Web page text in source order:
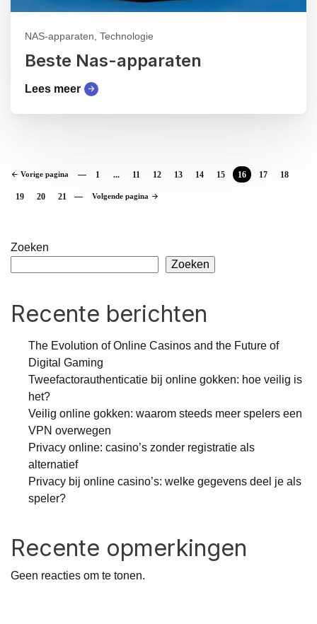
NAS-apparaten, Technologie
Beste Nas-apparaten
Lees meer
Vorige pagina 1 ... 11 12 13 14 15 16 17 18
19 20 21 Volgende pagina
Zoeken
Zoeken
Recente berichten
The Evolution of Online Casinos and the Future of
Digital Gaming
Tweefactorauthenticatie bij online gokken: hoe veilig is
het?
Veilig online gokken: waarom steeds meer spelers een
VPN overwegen
Privacy online: casino’s zonder registratie als
alternatief
Privacy bij online casino’s: welke gegevens deel je als
speler?
Recente opmerkingen
Geen reacties om te tonen.